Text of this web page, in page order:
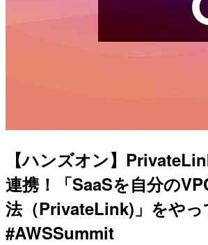
【ハンズオン】
連携！「SaaSを自分の
法（PrivateLink)」をやっ
#AWSSummit